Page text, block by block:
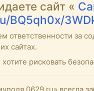
сайт «
BQ5qh0x/
ответственности за
сайтах.
рисковать